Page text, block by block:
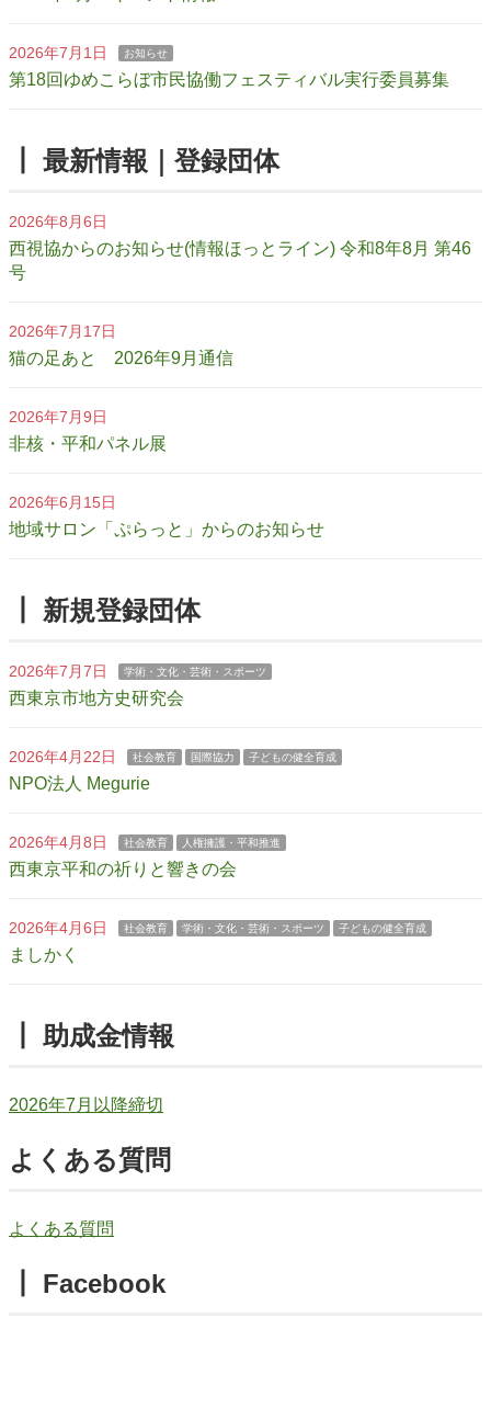
2026年7月1日 お知らせ
第18回ゆめこらぼ市民協働フェスティバル実行委員募集
┃ 最新情報｜登録団体
2026年8月6日
西視協からのお知らせ(情報ほっとライン) 令和8年8月 第46
号
2026年7月17日
猫の足あと 2026年9月通信
2026年7月9日
非核・平和パネル展
2026年6月15日
地域サロン「ぷらっと」からのお知らせ
┃ 新規登録団体
2026年7月7日 学術・文化・芸術・スポーツ
西東京市地方史研究会
2026年4月22日 社会教育 国際協力 子どもの健全育成
NPO法人 Megurie
2026年4月8日 社会教育 人権擁護・平和推進
西東京平和の祈りと響きの会
2026年4月6日 社会教育 学術・文化・芸術・スポーツ 子どもの健全育成
ましかく
┃ 助成金情報
2026年7月以降締切
よくある質問
よくある質問
┃ Facebook